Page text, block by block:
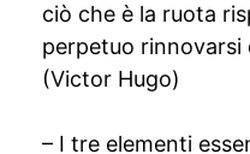
ciò che è la ruota
perpetuo rinnovarsi
(Victor Hugo)
– I tre elementi